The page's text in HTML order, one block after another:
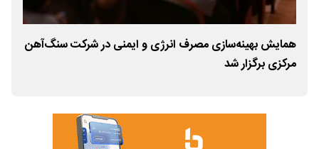
همایش بهینه‌سازی مصرف انرژی و ایمنی در شرکت سنگ‌آهن
مرکزی برگزار شد